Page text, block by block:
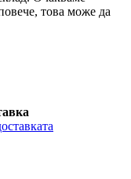
това може да